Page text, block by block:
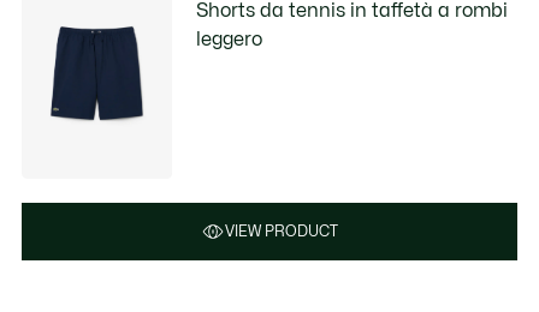
Shorts da tennis in taffetà a rombi
leggero
VIEW PRODUCT